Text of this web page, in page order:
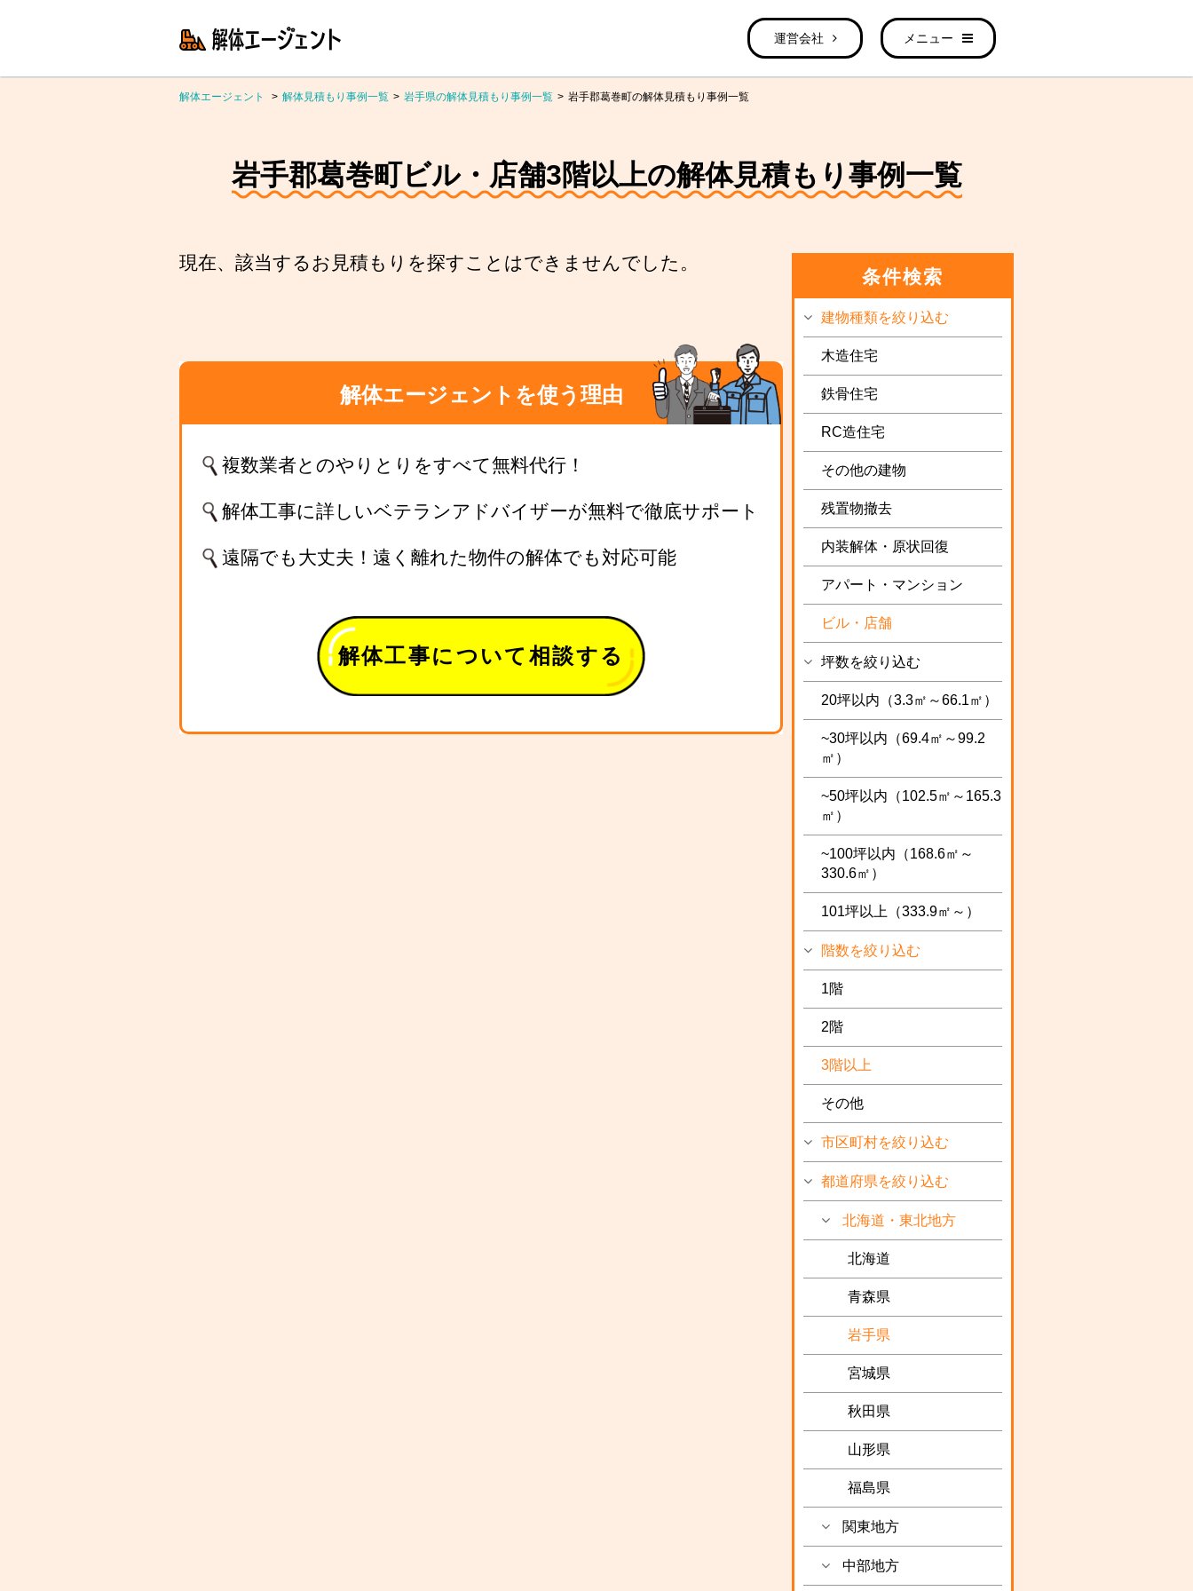
運営会社 メニュー
解体エージェント 解体見積もり事例一覧 岩手県の解体見積もり事例一覧 岩手郡葛巻町の解体見積もり事例一覧
岩手郡葛巻町ビル・店舗3階以上の解体見積もり事例一覧
現在、該当するお見積もりを探すことはできませんでした。
解体エージェントを使う理由
複数業者とのやりとりをすべて無料代行！
解体工事に詳しいベテランアドバイザーが無料で徹底サポート
遠隔でも大丈夫！遠く離れた物件の解体でも対応可能
解体工事について相談する
条件検索
建物種類を絞り込む
木造住宅
鉄骨住宅
RC造住宅
その他の建物
残置物撤去
内装解体・原状回復
アパート・マンション
ビル・店舗
坪数を絞り込む
20坪以内（3.3㎡～66.1㎡）
~30坪以内（69.4㎡～99.2
㎡）
~50坪以内（102.5㎡～165.3
㎡）
~100坪以内（168.6㎡～
330.6㎡）
101坪以上（333.9㎡～）
階数を絞り込む
1階
2階
3階以上
その他
市区町村を絞り込む
都道府県を絞り込む
北海道・東北地方
北海道
青森県
岩手県
宮城県
秋田県
山形県
福島県
関東地方
中部地方